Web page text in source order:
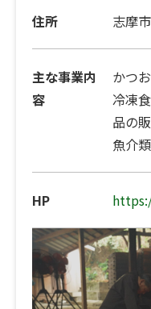
住所 志摩
主な事業内
容
かつ
冷凍
品の
魚介
HP